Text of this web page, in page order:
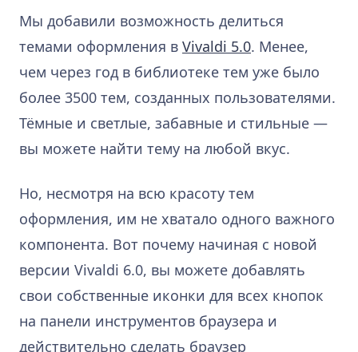
Мы добавили возможность делиться
темами оформления в Vivaldi 5.0. Менее,
чем через год в библиотеке тем уже было
более 3500 тем, созданных пользователями.
Тёмные и светлые, забавные и стильные —
вы можете найти тему на любой вкус.
Но, несмотря на всю красоту тем
оформления, им не хватало одного важного
компонента. Вот почему начиная с новой
версии Vivaldi 6.0, вы можете добавлять
свои собственные иконки для всех кнопок
на панели инструментов браузера и
действительно сделать браузер